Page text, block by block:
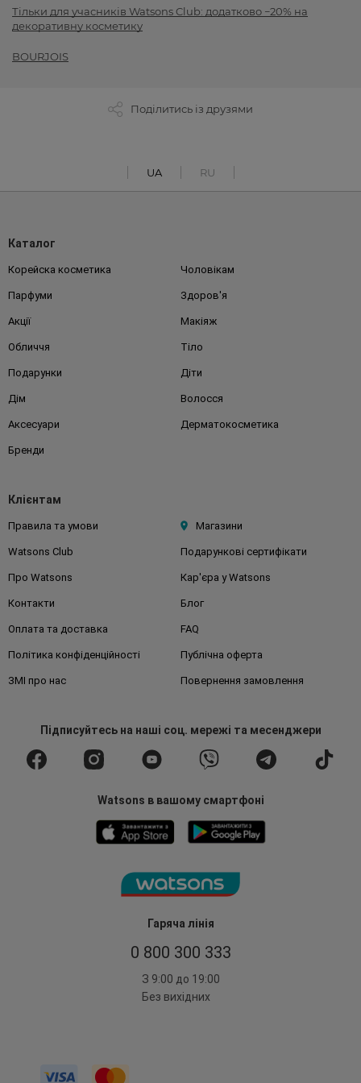
Тільки для учасників Watsons Club: додатково −20% на
декоративну косметику
BOURJOIS
Поділитись із друзями
UA RU
Гаряча лінія
0 800 300 333
З 9:00 до 19:00
Без вихідних
Каталог
Корейска косметика Чоловікам
Парфуми Здоров'я
Акції Макіяж
Обличчя Тіло
Подарунки Діти
Дім Волосся
Аксесуари Дерматокосметика
Бренди
Клієнтам
Правила та умови Магазини
Watsons Club Подарункові сертифікати
Про Watsons Кар'єра у Watsons
Контакти Блог
Оплата та доставка FAQ
Політика конфіденційності Публічна оферта
ЗМІ про нас Повернення замовлення
Підписуйтесьна наші соц. мережі та месенджери
Watsons в вашому смартфоні